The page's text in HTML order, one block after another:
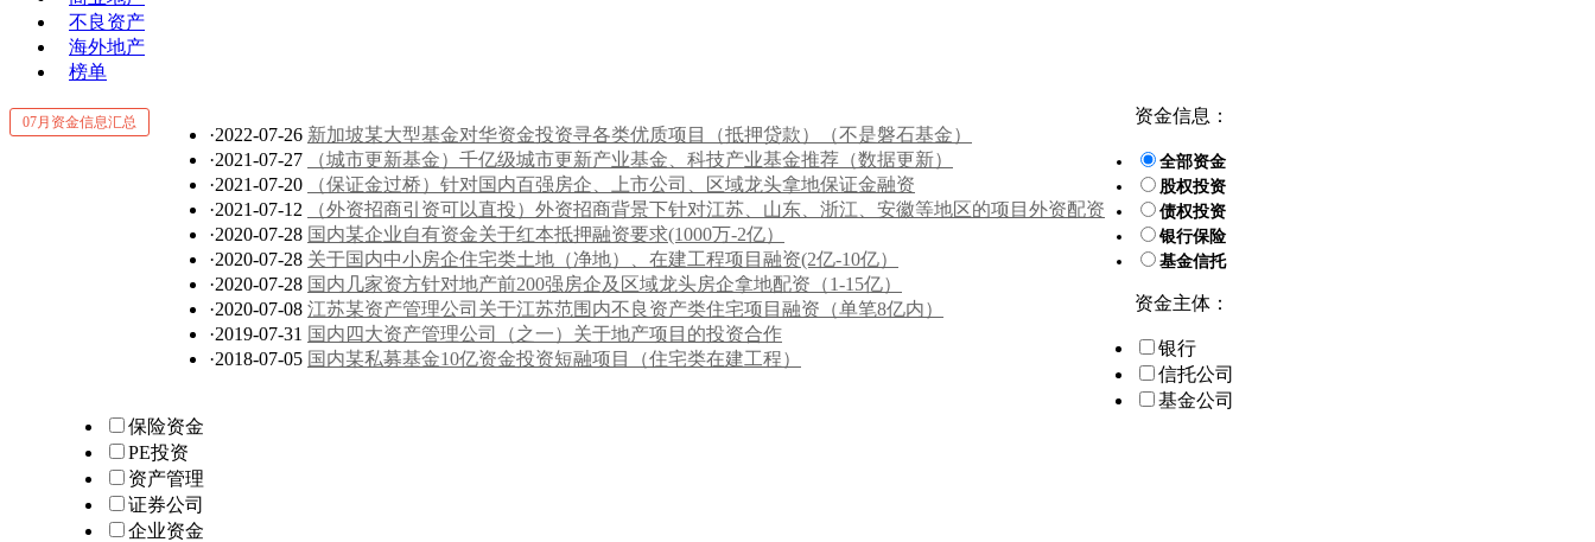
不良资产
海外地产
榜单
07月资金信息汇总
·2022-07-26 新加坡某大型基金对华资金投资寻各类优质项目（抵押贷款）（不是磐石基金）
·2021-07-27
（城市更新基金）千亿级城市更新产业基金、科技产业基金推荐（数据更新）
·2021-07-20
（保证金过桥）针对国内百强房企、上市公司、区域龙头拿地保证金融资
·2021-07-12
（外资招商引资可以直投）外资招商背景下针对江苏、山东、浙江、安徽等地区的项目外资配资
·2020-07-28 国内某企业自有资金关于红本抵押融资要求(1000万-2亿）
·2020-07-28 关于国内中小房企住宅类土地（净地）、在建工程项目融资(2亿-10亿）
·2020-07-28 国内几家资方针对地产前200强房企及区域龙头房企拿地配资（1-15亿）
·2020-07-08 江苏某资产管理公司关于江苏范围内不良资产类住宅项目融资（单笔8亿内）
·2019-07-31 国内四大资产管理公司（之一）关于地产项目的投资合作
·2018-07-05 国内某私募基金10亿资金投资短融项目（住宅类在建工程）
资金信息：
全部资金
股权投资
债权投资
银行保险
基金信托
资金主体：
银行
信托公司
基金公司
保险资金
PE投资
资产管理
证券公司
企业资金